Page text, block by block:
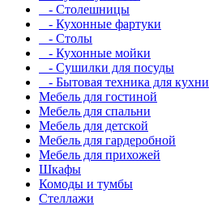
- Столешницы
- Кухонные фартуки
- Столы
- Кухонные мойки
- Сушилки для посуды
- Бытовая техника для кухни
Мебель для гостиной
Мебель для спальни
Мебель для детской
Мебель для гардеробной
Мебель для прихожей
Шкафы
Комоды и тумбы
Стеллажи